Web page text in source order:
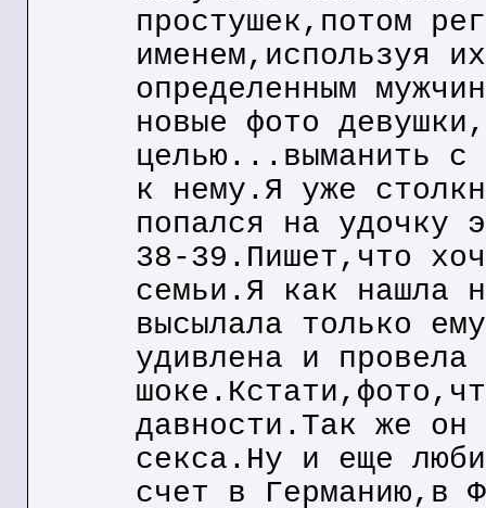
простушек,потом
именем,используя
определенным
новые фото
целью...выманить с
к нему.Я уже
попался на удочку
38-39.Пишет,что
семьи.Я как нашла
высылала только
удивлена и
давности.Так же он
секса.Ну и еще
счет в Германию,в